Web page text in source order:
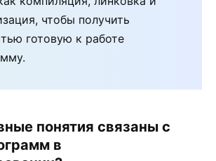
чтобы получить
готовую к работе
понятия связаны с
в